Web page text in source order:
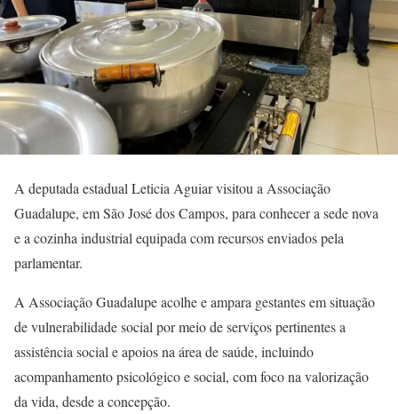
A deputada estadual Leticia Aguiar visitou a Associação
Guadalupe, em São José dos Campos, para conhecer a sede nova
e a cozinha industrial equipada com recursos enviados pela
parlamentar.
A Associação Guadalupe acolhe e ampara gestantes em situação
de vulnerabilidade social por meio de serviços pertinentes a
assistência social e apoios na área de saúde, incluindo
acompanhamento psicológico e social, com foco na valorização
da vida, desde a concepção.